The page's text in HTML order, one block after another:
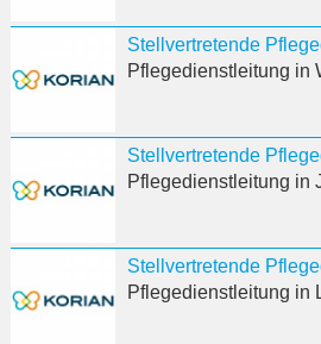
Stellvertretende
Pflegedienstleitung in
Stellvertretende
Pflegedienstleitung in
Pflegedienstleitung in